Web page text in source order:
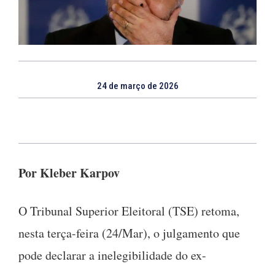
24 de março de 2026
Por Kleber Karpov
O Tribunal Superior Eleitoral (TSE) retoma,
nesta terça-feira (24/Mar), o julgamento que
pode declarar a inelegibilidade do ex-